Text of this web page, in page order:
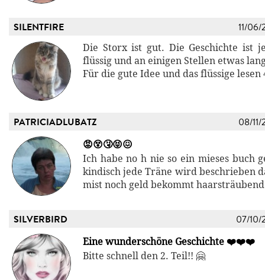
SILENTFIRE 11/06/
Die Storx ist gut. Die Geschichte ist
flüssig und an einigen Stellen etwas
Für die gute Idee und das flüssige lesen
PATRICIADLUBATZ 08/11/
😡😵🤧😝😖
Ich habe no h nie so ein mieses buch
kindisch jede Träne wird beschrieben
mist noch geld bekommt haarsträubend
SILVERBIRD 07/10/
Eine wunderschöne Geschichte ❤️❤️❤️
Bitte schnell den 2. Teil!! 🤗